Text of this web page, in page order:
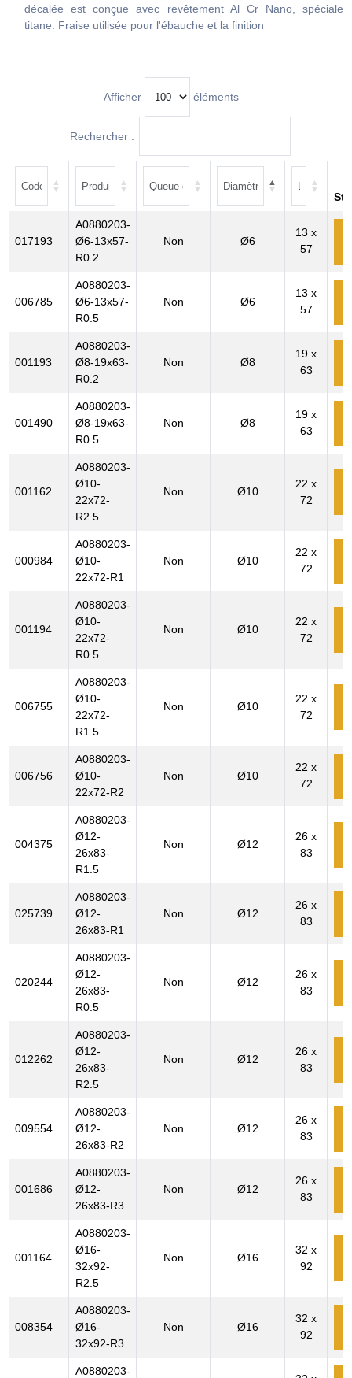
décalée est conçue avec revêtement Al Cr Nano, spéciale
titane. Fraise utilisée pour l'ébauche et la finition
Afficher éléments
Rechercher :
017193
A0880203-
Ø6-13x57-
R0.2
Non Ø6
13 x
57
006785
A0880203-
Ø6-13x57-
R0.5
Non Ø6
13 x
57
001193
A0880203-
Ø8-19x63-
R0.2
Non Ø8
19 x
63
001490
A0880203-
Ø8-19x63-
R0.5
Non Ø8
19 x
63
001162
A0880203-
Ø10-
22x72-
R2.5
Non Ø10
22 x
72
000984
A0880203-
Ø10-
22x72-R1
Non Ø10
22 x
72
001194
A0880203-
Ø10-
22x72-
R0.5
Non Ø10
22 x
72
006755
A0880203-
Ø10-
22x72-
R1.5
Non Ø10
22 x
72
006756
A0880203-
Ø10-
22x72-R2
Non Ø10
22 x
72
004375
A0880203-
Ø12-
26x83-
R1.5
Non Ø12
26 x
83
025739
A0880203-
Ø12-
26x83-R1
Non Ø12
26 x
83
020244
A0880203-
Ø12-
26x83-
R0.5
Non Ø12
26 x
83
012262
A0880203-
Ø12-
26x83-
R2.5
Non Ø12
26 x
83
009554
A0880203-
Ø12-
26x83-R2
Non Ø12
26 x
83
001686
A0880203-
Ø12-
26x83-R3
Non Ø12
26 x
83
001164
A0880203-
Ø16-
32x92-
R2.5
Non Ø16
32 x
92
008354
A0880203-
Ø16-
32x92-R3
Non Ø16
32 x
92
A0880203-